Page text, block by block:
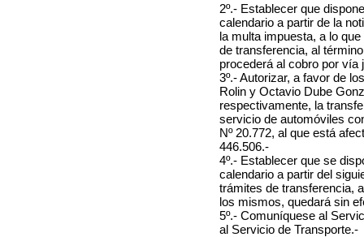
2º.- Establecer que
calendario a partir de la
la multa impuesta, a lo
de transferencia, al
procederá al cobro por vía
3º.- Autorizar, a favor de
Rolin y Octavio Dube
respectivamente, la
servicio de automóviles
Nº 20.772, al que está
446.506.-
4º.- Establecer que se
calendario a partir del
trámites de transferencia,
los mismos, quedará sin
5º.- Comuníquese al
al Servicio de Transporte.-